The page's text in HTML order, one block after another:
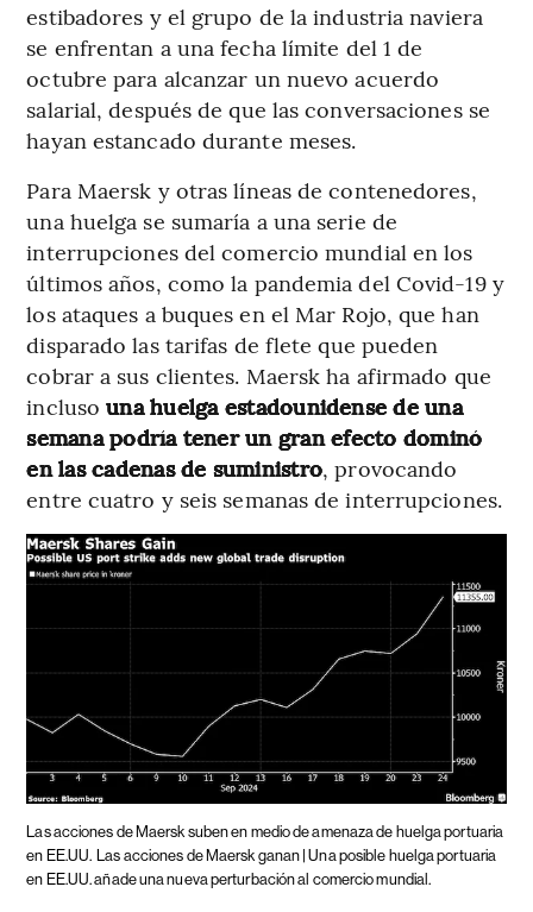
estibadores y el grupo de la industria naviera
se enfrentan a una fecha límite del 1 de
octubre para alcanzar un nuevo acuerdo
salarial, después de que las conversaciones se
hayan estancado durante meses.
Para Maersk y otras líneas de contenedores,
una huelga se sumaría a una serie de
interrupciones del comercio mundial en los
últimos años, como la pandemia del Covid-19 y
los ataques a buques en el Mar Rojo, que han
disparado las tarifas de flete que pueden
cobrar a sus clientes. Maersk ha afirmado que
inclusouna huelga estadounidense de una
semana podría tener un gran efecto dominó
en las cadenas de suministro, provocando
entre cuatro y seis semanas de interrupciones.
Las acciones de Maersk suben en medio de amenaza de huelga portuaria
en EE.UU. Las acciones de Maersk ganan | Una posible huelga portuaria
en EE.UU. añade una nueva perturbación al comercio mundial.